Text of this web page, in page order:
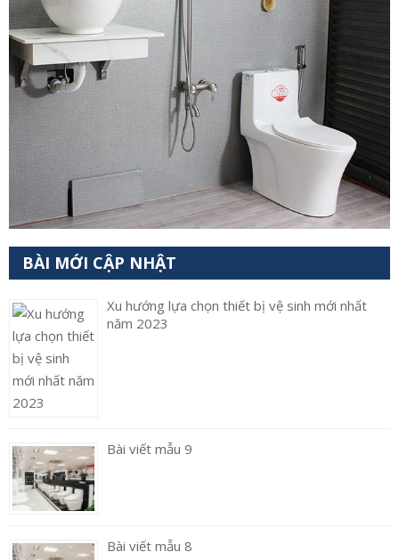
BÀI MỚI CẬP NHẬT
Xu hướng lựa chọn thiết bị vệ sinh mới nhất
năm 2023
Bài viết mẫu 9
Bài viết mẫu 8